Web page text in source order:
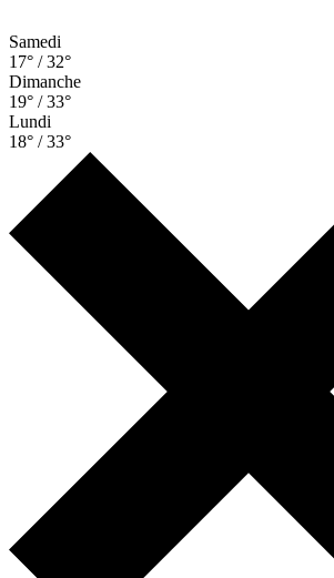
Samedi
17° / 32°
Dimanche
19° / 33°
Lundi
18° / 33°